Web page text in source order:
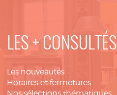
LES + CONSULTÉS
Les nouveautés
Horaires et fermetures